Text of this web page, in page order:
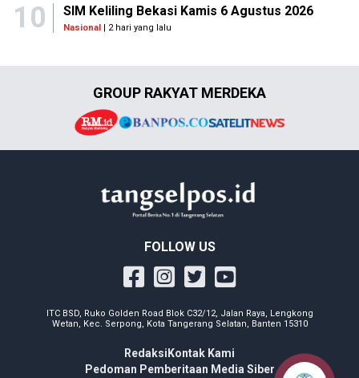
10 SIM Keliling Bekasi Kamis 6 Agustus 2026
Nasional | 2 hari yang lalu
GROUP RAKYAT MERDEKA
FOLLOW US
ITC BSD, Ruko Golden Road Blok C32/12, Jalan Raya, Lengkong
Wetan, Kec. Serpong, Kota Tangerang Selatan, Banten 15310
Redaksi Kontak Kami
Pedoman Pemberitaan Media Siber